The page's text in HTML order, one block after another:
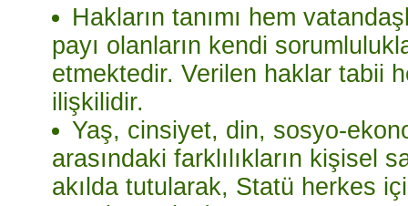
Hakların tanımı hem
payı olanların kendi
etmektedir. Verilen haklar tabii
ilişkilidir.
Yaş, cinsiyet, din, sosyo-
arasındaki farklılıkların kişisel
akılda tutularak, Statü herkes